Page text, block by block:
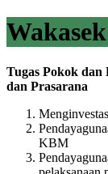
Tugas Pokok dan
dan Prasarana
KBM